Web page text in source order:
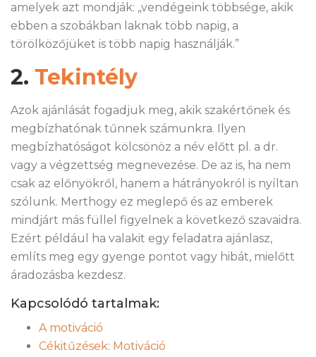
amelyek azt mondják: „vendégeink többsége, akik
ebben a szobákban laknak több napig, a
törölközőjüket is több napig használják.”
2. Tekintély
Azok ajánlását fogadjuk meg, akik szakértőnek és
megbízhatónak tűnnek számunkra. Ilyen
megbízhatóságot kölcsönöz a név előtt pl. a dr.
vagy a végzettség megnevezése. De az is, ha nem
csak az előnyökről, hanem a hátrányokról is nyíltan
szólunk. Merthogy ez meglepő és az emberek
mindjárt más füllel figyelnek a következő szavaidra.
Ezért például ha valakit egy feladatra ajánlasz,
említs meg egy gyenge pontot vagy hibát, mielőtt
áradozásba kezdesz.
Kapcsolódó tartalmak:
A motiváció
Cékitűzések: Motiváció